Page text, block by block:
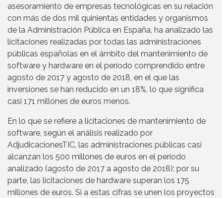
asesoramiento de empresas tecnológicas en su relación
con más de dos mil quinientas entidades y organismos
de la Administración Pública en España, ha analizado las
licitaciones realizadas por todas las administraciones
públicas españolas en el ámbito del mantenimiento de
software y hardware en el período comprendido entre
agosto de 2017 y agosto de 2018, en el que las
inversiones se han reducido en un 18%, lo que significa
casi 171 millones de euros menos.
En lo que se refiere a licitaciones de mantenimiento de
software, según el análisis realizado por
AdjudicacionesTIC, las administraciones públicas casi
alcanzan los 500 millones de euros en el periodo
analizado (agosto de 2017 a agosto de 2018); por su
parte, las licitaciones de hardware superan los 175
millones de euros. Si a estas cifras se unen los proyectos